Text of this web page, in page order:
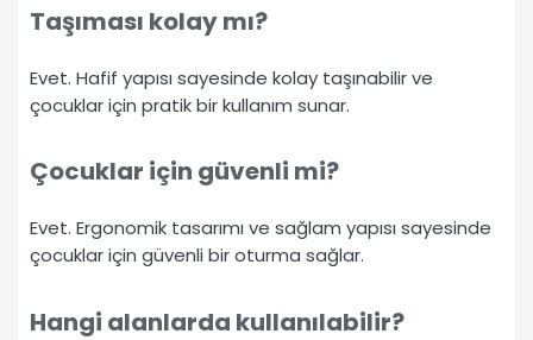
Taşıması kolay mı?
Evet. Hafif yapısı sayesinde kolay taşınabilir ve
çocuklar için pratik bir kullanım sunar.
Çocuklar için güvenli mi?
Evet. Ergonomik tasarımı ve sağlam yapısı sayesinde
çocuklar için güvenli bir oturma sağlar.
Hangi alanlarda kullanılabilir?